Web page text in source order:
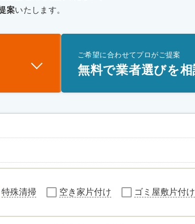
案いたします。
ご希望に合わせてプロがご提案
無料で業者選びを相
特殊清掃 空き家片付け ゴミ屋敷片付け